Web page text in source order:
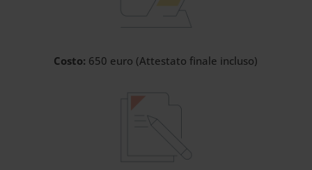
Costo: 650 euro (Attestato finale incluso)